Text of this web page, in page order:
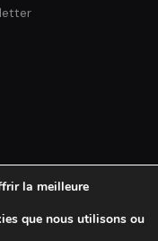
la meilleure
que nous utilisons ou